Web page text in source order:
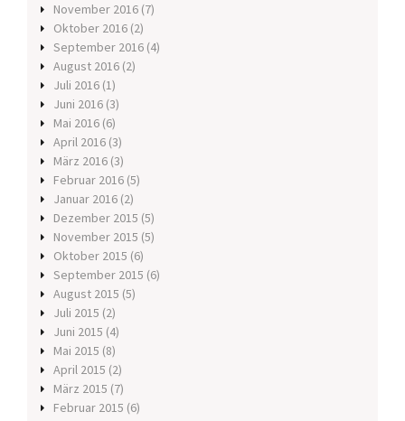
November 2016 (7)
Oktober 2016 (2)
September 2016 (4)
August 2016 (2)
Juli 2016 (1)
Juni 2016 (3)
Mai 2016 (6)
April 2016 (3)
März 2016 (3)
Februar 2016 (5)
Januar 2016 (2)
Dezember 2015 (5)
November 2015 (5)
Oktober 2015 (6)
September 2015 (6)
August 2015 (5)
Juli 2015 (2)
Juni 2015 (4)
Mai 2015 (8)
April 2015 (2)
März 2015 (7)
Februar 2015 (6)